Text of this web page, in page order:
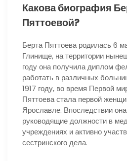
Какова биография
Пяттоевой?
Берта Пяттоева родилась 6
Глинище, на территории
году она получила диплом
работать в различных
1917 году, во время Первой
Пяттоева стала первой
Ярославле. Впоследствии
руководящие должности в
учреждениях и активно
сестринского дела.